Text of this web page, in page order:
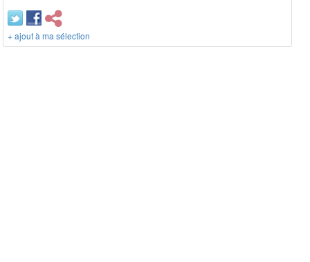
+ ajout à ma sélection